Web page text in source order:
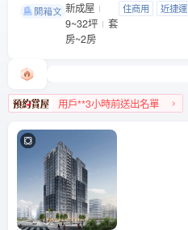
三創爵鼎大安區 市民大道三段88號
新成屋
9~32坪
套
房~2房
住商用 近捷運
用戶**3小時前送出名單